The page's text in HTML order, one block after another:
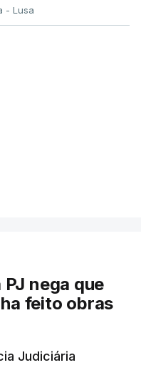
- Lusa
nega que
feito obras
Judiciária